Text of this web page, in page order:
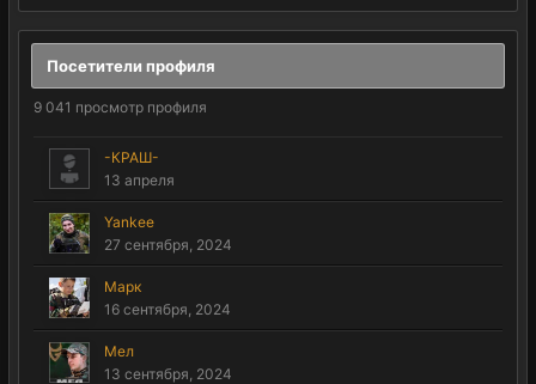
Посетители профиля
9 041 просмотр профиля
-КРАШ-
13 апреля
Yankee
27 сентября, 2024
Марк
16 сентября, 2024
Мел
13 сентября, 2024